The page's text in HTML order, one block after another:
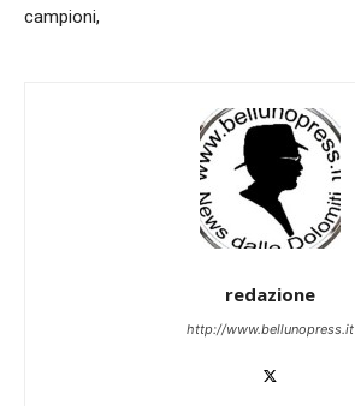
campioni,
redazione
http://www.bellunopress.it